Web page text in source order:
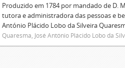
Produzido em 1784 por mandado de D.
tutora e administradora das pessoas e
António Plácido Lobo da Silveira
Quaresma, José António Plácido Lobo da